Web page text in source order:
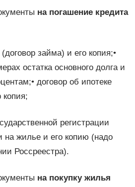
на погашение кредита
займа) и его копия;•
остатка основного долга и
договор об ипотеке
копия;
регистрации
на жилье и его копию (надо
Россреестра).
на покупку жилья